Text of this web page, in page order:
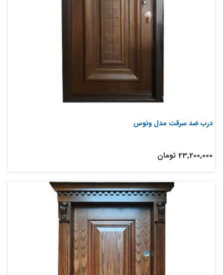
درب ضد سرقت مدل ونوس
23,200,000 تومان